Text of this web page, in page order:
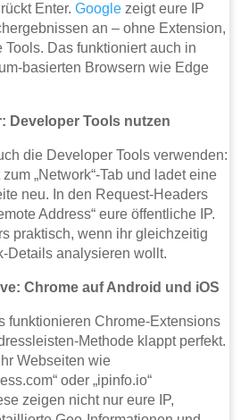
Enter.Google zeigt eure IP
an – ohne Extension,
Tools. Das funktioniert auch in
basierten Browsern wie Edge
Developer Tools nutzen
die Developer Tools verwenden:
„Network“-Tab und ladet eine
neu. In den Request-Headers
Address“ eure öffentliche IP.
praktisch, wenn ihr gleichzeitig
Details analysieren wollt.
Chrome auf Android und iOS
funktionieren Chrome-Extensions
Methode klappt perfekt.
Webseiten wie
oder „ipinfo.io“
zeigen nicht nur eure IP,